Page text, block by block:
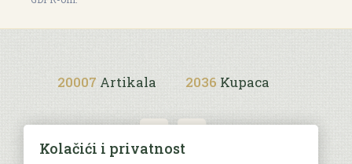
20007 Artikala 2036 Kupaca
Kolačići i privatnost